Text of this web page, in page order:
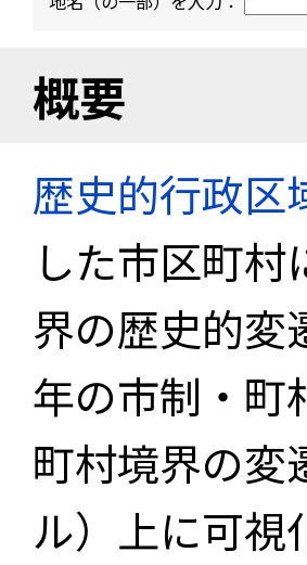
概要
歴史的行政区
した市区町
界の歴史的変
年の市制・町
町村境界の変
ル）上に可視